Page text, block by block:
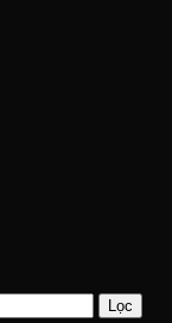
Lọc